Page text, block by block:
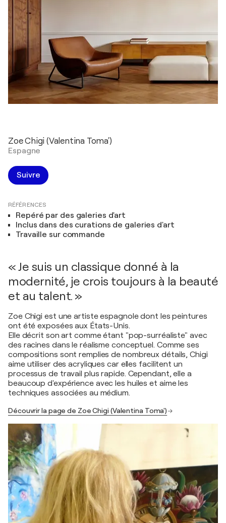
Zoe Chigi (Valentina Toma')
Espagne
Suivre
RÉFÉRENCES
Repéré par des galeries d'art
Inclus dans des curations de galeries d'art
Travaille sur commande
« Je suis un classique donné à la
modernité, je crois toujours à la beauté
et au talent. »
Zoe Chigi est une artiste espagnole dont les peintures
ont été exposées aux États-Unis.
Elle décrit son art comme étant "pop-surréaliste" avec
des racines dans le réalisme conceptuel. Comme ses
compositions sont remplies de nombreux détails, Chigi
aime utiliser des acryliques car elles facilitent un
processus de travail plus rapide. Cependant, elle a
beaucoup d'expérience avec les huiles et aime les
techniques associées au médium.
Découvrir la page de Zoe Chigi (Valentina Toma')